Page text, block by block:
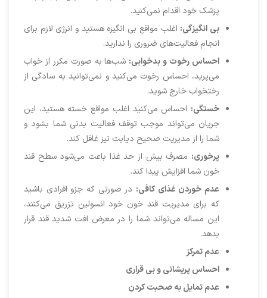
پزشک خود اقدام نمی‌کنید.
بی انگیزگی: اغلب مواقع بی انگیزه هستید و انرژی لازم برای
انجام فعالیت‌های ضروری را ندارید.
احساس رخوت و بدخوابی: شب‌ها به صورت مکرر از خواب
می‌پرید، احساس رخوت می‌کنید و نمی‌توانید به سادگی از
رختخواب خارج شوید.
خستگی: احساس می‌کنید اغلب مواقع خسته هستید، این
جریان می‌تواند موجب توقف فعالیت بدنی شما بشود و
شما را از مدیریت صحیح دیابت نیز غافل کند.
پرخوری: مصرف بیش از حد غذا باعث می‌شود سطح قند
خون شما افزایش پیدا کند.
عدم خوردن غذای کافی: در صورتی که جزو افرادی باشید
که برای مدیریت قند خون خود انسولین تزریق می‌کنند،
این مساله می‌تواند شما را در معرض افت شدید قند قرار
بدهد.
عدم تمرکز
احساس پریشانی و بی قراری
عدم تمایل به صحبت کردن